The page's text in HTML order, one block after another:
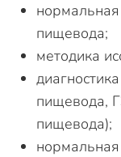
пищевода;
методика
пищевода,
пищевода);